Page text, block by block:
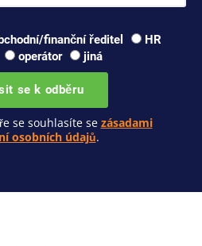
finanční ředitel
HR
operátor jiná
se k odběru
se souhlasíte se zásadami
osobních údajů.